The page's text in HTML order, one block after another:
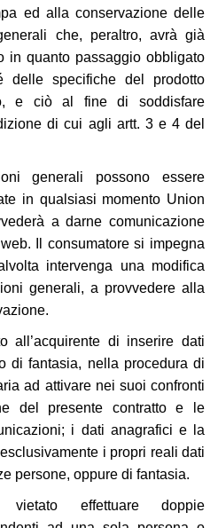
ed alla conservazione delle
che, peraltro, avrà già
in quanto passaggio obbligato
delle specifiche del prodotto
e ciò al fine di soddisfare
di cui agli artt. 3 e 4 del
generali possono essere
in qualsiasi momento Union
a darne comunicazione
Il consumatore si impegna
intervenga una modifica
generali, a provvedere alla
all’acquirente di inserire dati
di fantasia, nella procedura di
ad attivare nei suoi confronti
del presente contratto e le
i dati anagrafici e la
i propri reali dati
persone, oppure di fantasia.
vietato effettuare doppie